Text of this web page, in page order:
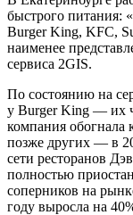
быстрого питания:
Burger King, KFC,
наименее
сервиса 2GIS.
По состоянию на
у Burger King — их
компания обогнала
позже других — в
сети ресторанов
полностью
соперников на
году выросла на